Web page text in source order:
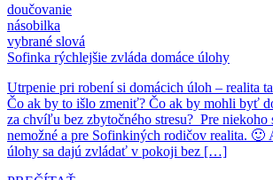
doučovanie
násobilka
vybrané slová
Sofinka rýchlejšie zvláda domáce úlohy
Utrpenie pri robení si domácich úloh – realita
Čo ak by to išlo zmeniť? Čo ak by mohli byť
za chvíľu bez zbytočného stresu? Pre niekoho
nemožné a pre Sofinkiných rodičov realita. 🙂
úlohy sa dajú zvládať v pokoji bez […]